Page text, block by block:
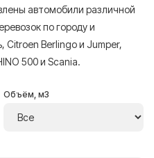
автомобили различной
по городу и
Citroen Berlingo и Jumper,
500 и Scania.
Объём, м3